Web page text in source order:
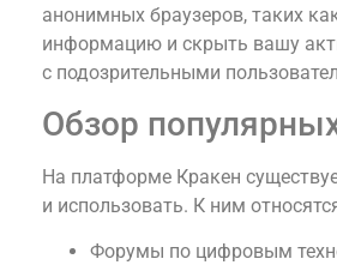
анонимных браузеров, таких
информацию и скрыть вашу
с подозрительными
Обзор
На платформе Кракен
и использовать. К ним
Форумы по цифровым